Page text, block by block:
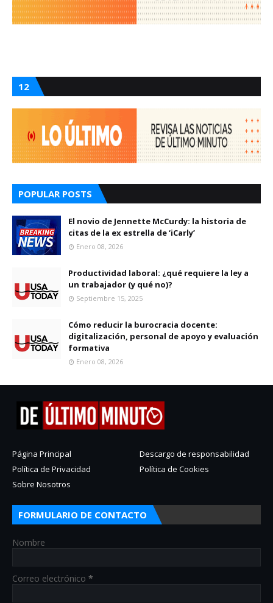
12
POPULAR POSTS
El novio de Jennette McCurdy: la historia de
citas de la ex estrella de ‘iCarly’
Enero 08, 2026
Productividad laboral: ¿qué requiere la ley a
un trabajador (y qué no)?
Septiembre 15, 2025
Cómo reducir la burocracia docente:
digitalización, personal de apoyo y evaluación
formativa
Enero 08, 2026
Página Principal
Descargo de responsabilidad
Política de Privacidad
Política de Cookies
Sobre Nosotros
FORMULARIO DE CONTACTO
Nombre
Correo electrónico *